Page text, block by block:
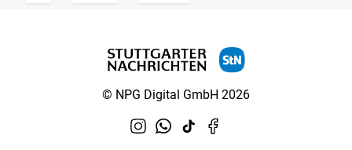
© NPG Digital GmbH 2026